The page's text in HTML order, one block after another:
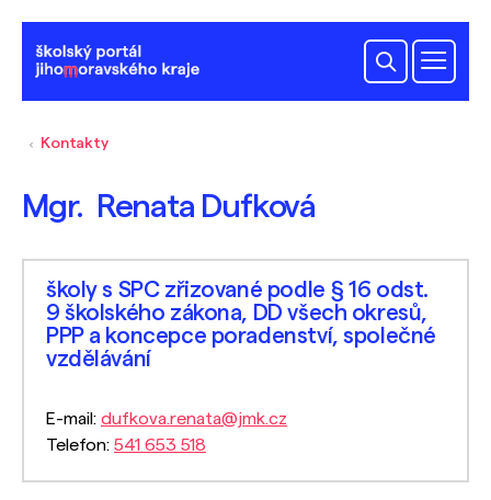
Kontakty
Mgr. Renata Dufková
školy s SPC zřizované podle § 16 odst.
9 školského zákona, DD všech okresů,
PPP a koncepce poradenství, společné
vzdělávání
E-mail: dufkova.renata@jmk.cz
Telefon: 541 653 518